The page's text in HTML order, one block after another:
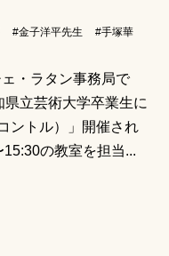
#金子洋平先生
#手塚華
・ラタン事務局で
立芸術大学卒業生に
ントル）」開催され
の教室を担当...